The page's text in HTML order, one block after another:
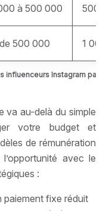
influenceurs Instagram
à 500 000 500
500 000 1
va au-delà du simple
votre budget et
de rémunération
avec le
:
paiement fixe réduit